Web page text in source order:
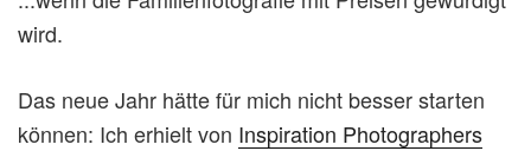
wird.
Das neue Jahr hätte für mich nicht besser starten
können: Ich erhielt von Inspiration Photographers